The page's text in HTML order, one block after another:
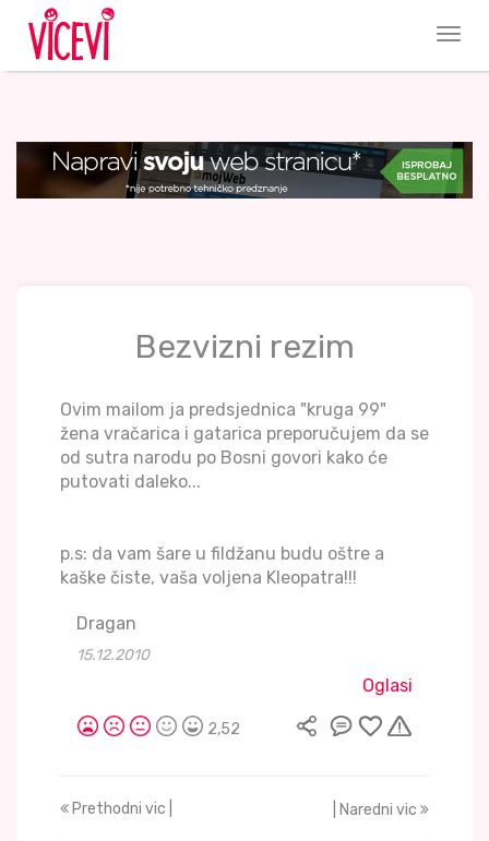
Bezvizni rezim
Ovim mailom ja predsjednica "kruga 99"
žena vračarica i gatarica preporučujem da se
od sutra narodu po Bosni govori kako će
putovati daleko...
p.s: da vam šare u fildžanu budu oštre a
kaške čiste, vaša voljena Kleopatra!!!
Dragan
15.12.2010
Oglasi
2,52
Prethodni vic | | Naredni vic